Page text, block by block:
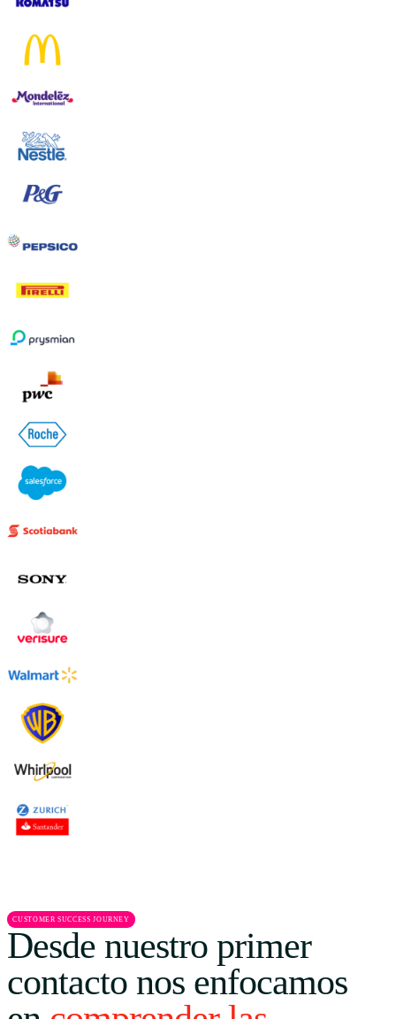
CUSTOMER SUCCESS JOURNEY
Desde nuestro primer
contacto nos enfocamos